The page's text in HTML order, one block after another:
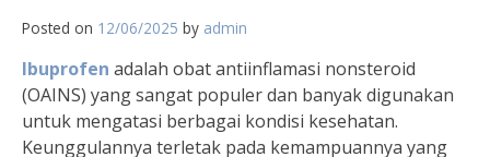
Posted on 12/06/2025 by admin
Ibuprofen adalah obat antiinflamasi nonsteroid
(OAINS) yang sangat populer dan banyak digunakan
untuk mengatasi berbagai kondisi kesehatan.
Keunggulannya terletak pada kemampuannya yang